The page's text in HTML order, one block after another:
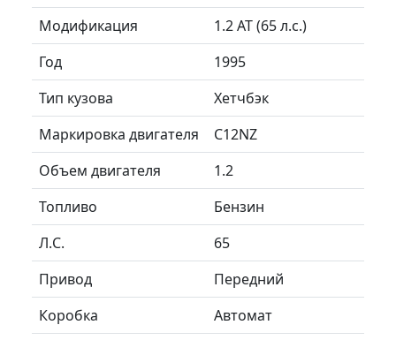
Модификация
1.2 AT (65 л.с.)
Год
1995
Тип кузова
Хетчбэк
Маркировка двигателя
C12NZ
Объем двигателя
1.2
Топливо
Бензин
Л.C.
65
Привод
Передний
Коробка
Автомат